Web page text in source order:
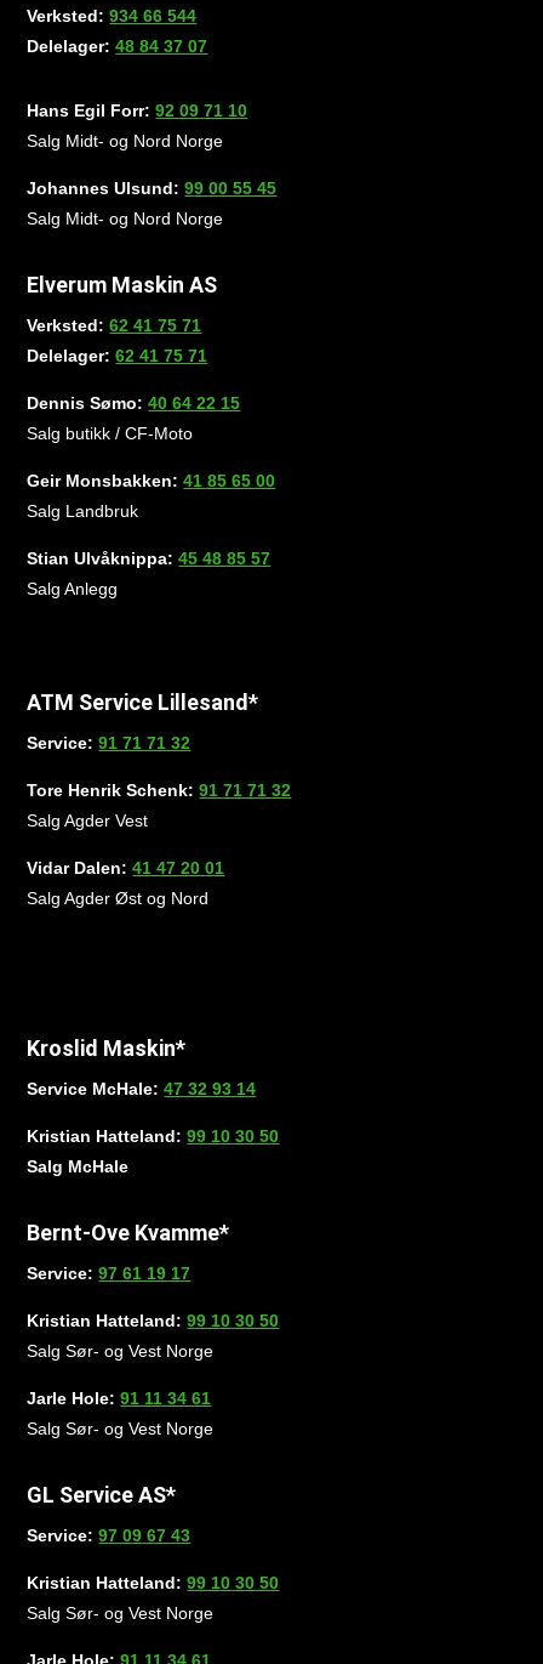
Verksted:934 66 544
Delelager:48 84 37 07
Hans Egil Forr:92 09 71 10
Salg Midt- og Nord Norge
Johannes Ulsund:99 00 55 45
Salg Midt- og Nord Norge
Elverum Maskin AS
Verksted:62 41 75 71
Delelager:62 41 75 71
Dennis Sømo:40 64 22 15
Salg butikk / CF-Moto
Geir Monsbakken:41 85 65 00
Salg Landbruk
Stian Ulvåknippa:45 48 85 57
Salg Anlegg
ATM Service Lillesand*
Service:91 71 71 32
Tore Henrik Schenk:91 71 71 32
Salg Agder Vest
Vidar Dalen:41 47 20 01
Salg Agder Øst og Nord
Kroslid Maskin*
Service McHale:47 32 93 14
Kristian Hatteland:99 10 30 50
Salg McHale
Bernt-Ove Kvamme*
Service:97 61 19 17
Kristian Hatteland:99 10 30 50
Salg Sør- og Vest Norge
Jarle Hole:91 11 34 61
Salg Sør- og Vest Norge
GL Service AS*
Service:97 09 67 43
Kristian Hatteland:99 10 30 50
Salg Sør- og Vest Norge